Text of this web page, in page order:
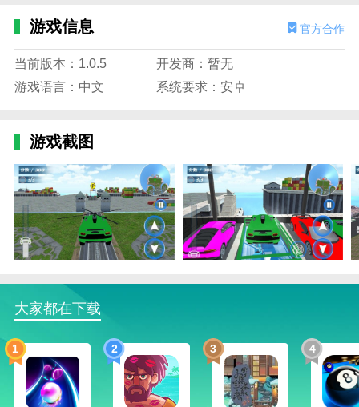
市生活场景；
不同玩家的驾驶需求；
3、精美的3D画面和细腻的环境细节，呈现一个生
4、灵活的任务模式和自由探索玩法，让玩家享受
多样化的游戏乐趣。
驾驶生活模拟游戏亮点
1、真实驾驶物理引擎，驾驶生活模拟游戏带来流
畅且逼真的操控体验；
信号灯和行人等，增强沉浸感；
3、多样化的驾驶任务和挑战，让玩家在游戏中体
验不同的驾驶乐趣；
4、自由探索与任务并行，玩家可以自主选择驾驶
路线和活动。
游戏信息 官方合作
当前版本：1.0.5
开发商：暂无
游戏语言：中文
系统要求：安卓
游戏截图
大家都在下载
1 2 3 4